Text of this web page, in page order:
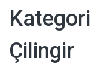
Çilingir